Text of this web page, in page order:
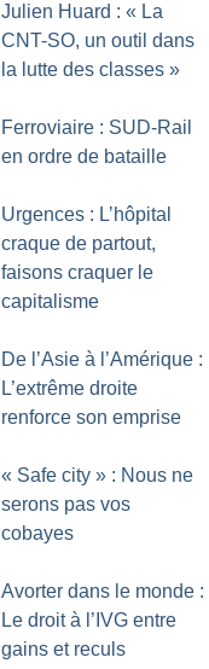
Julien Huard : « La
CNT-SO, un outil dans
la lutte des classes »
Ferroviaire : SUD-Rail
en ordre de bataille
Urgences : L’hôpital
craque de partout,
faisons craquer le
capitalisme
De l’Asie à l’Amérique :
L’extrême droite
renforce son emprise
« Safe city » : Nous ne
serons pas vos
cobayes
Avorter dans le monde :
Le droit à l’IVG entre
gains et reculs